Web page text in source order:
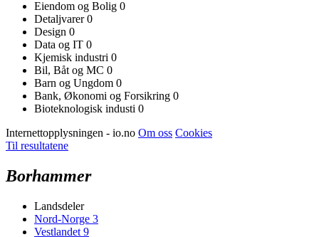
Eiendom og Bolig 0
Detaljvarer0
Design 0
Data og IT 0
Kjemisk industri 0
Bil, Båt og MC 0
Barn og Ungdom 0
Bank, Økonomi og Forsikring 0
Bioteknologisk industi 0
Internettopplysningen - io.no Om oss Cookies
Til resultatene
Borhammer
Landsdeler
Nord-Norge 3
Vestlandet 9